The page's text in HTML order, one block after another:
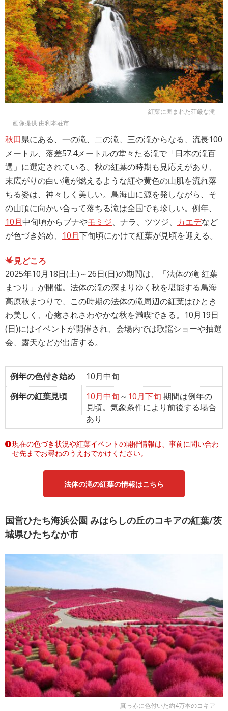
紅葉に囲まれた荘厳な滝
画像提供:由利本荘市
秋田県にある、一の滝、二の滝、三の滝からなる、流長100
メートル、落差57.4メートルの堂々たる滝で「日本の滝百
選」に選定されている。秋の紅葉の時期も見応えがあり、
末広がりの白い滝が燃えるような紅や黄色の山肌を流れ落
ちる姿は、神々しく美しい。鳥海山に源を発しながら、そ
の山頂に向かい合って落ちる滝は全国でも珍しい。例年、
10月中旬頃からブナやモミジ、ナラ、ツツジ、 カエデなど
が色づき始め、 10月下旬頃にかけて紅葉が見頃を迎える。
見どころ
2025年10月18日(土)～26日(日)の期間は、「法体の滝 紅葉
まつり」が開催。法体の滝の深まりゆく秋を堪能する鳥海
高原秋まつりで、この時期の法体の滝周辺の紅葉はひとき
わ美しく、心癒されさわやかな秋を満喫できる。10月19日
(日)にはイベントが開催され、会場内では歌謡ショーや抽選
会、露天などが出店する。
例年の色付き始め
10月中旬
例年の紅葉見頃
10月中旬～ 10月下旬 期間は例年の
見頃。気象条件により前後する場合
あり
現在の色づき状況や紅葉イベントの開催情報は、事前に問い合わ
せ先までお尋ねのうえおでかけください。
法体の滝の紅葉の情報はこちら
国営ひたち海浜公園 みはらしの丘のコキアの紅葉/茨
城県ひたちなか市
真っ赤に色付いた約4万本のコキア